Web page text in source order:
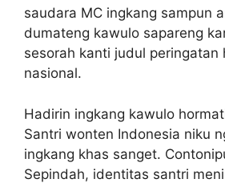
saudara MC ingkang sampun
dumateng kawulo sapareng
sesorah kanti judul peringatan
nasional.
Hadirin ingkang kawulo
Santri wonten Indonesia niku
ingkang khas sanget.
Sepindah, identitas santri